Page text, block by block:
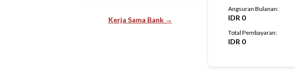
Kerja Sama Bank →
Angsuran Bulanan:
IDR 0
Total Pembayaran:
IDR 0